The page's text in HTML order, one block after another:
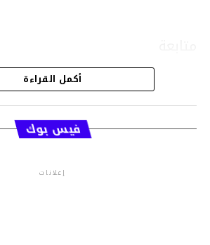
قسم الاخبار
أكمل القراءة
فيس بوك
إعلانات